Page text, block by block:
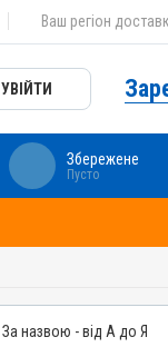
Ваш регіон
УВІЙТИ
Збережене
Пусто
За назвою - від А до Я